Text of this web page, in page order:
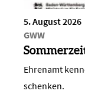
5. August 2026
GWW
Ehrenamt
schenken.